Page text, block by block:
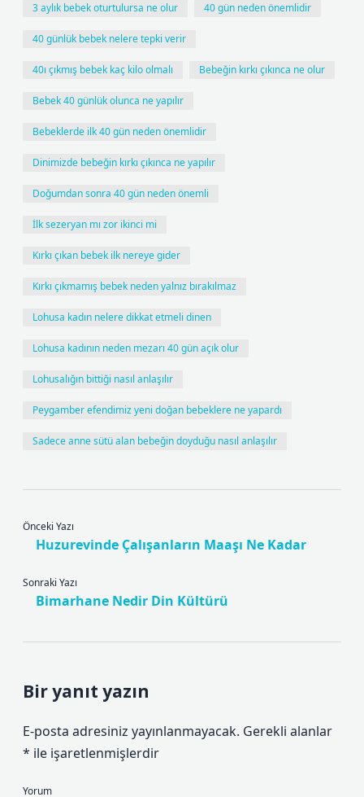
3 aylık bebek oturtulursa ne olur 40 gün neden önemlidir
40 günlük bebek nelere tepki verir
40ı çıkmış bebek kaç kilo olmalı Bebeğin kırkı çıkınca ne olur
Bebek 40 günlük olunca ne yapılır
Bebeklerde ilk 40 gün neden önemlidir
Dinimizde bebeğin kırkı çıkınca ne yapılır
Doğumdan sonra 40 gün neden önemli
İlk sezeryan mı zor ikinci mi
Kırkı çıkan bebek ilk nereye gider
Kırkı çıkmamış bebek neden yalnız bırakılmaz
Lohusa kadın nelere dikkat etmeli dinen
Lohusa kadının neden mezarı 40 gün açık olur
Lohusalığın bittiği nasıl anlaşılır
Peygamber efendimiz yeni doğan bebeklere ne yapardı
Sadece anne sütü alan bebeğin doyduğu nasıl anlaşılır
Önceki Yazı
Huzurevinde Çalışanların Maaşı Ne Kadar
Sonraki Yazı
Bimarhane Nedir Din Kültürü
Bir yanıt yazın
E-posta adresiniz yayınlanmayacak. Gerekli alanlar
* ile işaretlenmişlerdir
Yorum